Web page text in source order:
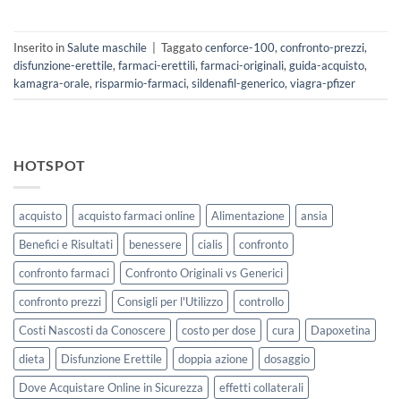
Inserito inSalute maschile Taggatocenforce-100, confronto-prezzi,
disfunzione-erettile, farmaci-erettili, farmaci-originali, guida-acquisto,
kamagra-orale, risparmio-farmaci, sildenafil-generico, viagra-pfizer
HOTSPOT
acquisto acquisto farmaci online Alimentazione
ansia
Benefici e Risultati
benessere cialis
confronto
confronto farmaci
Confronto Originali vs Generici
confronto prezzi
Consigli per l'Utilizzo
controllo
Costi Nascosti da Conoscere
costo per dose cura
Dapoxetina
dieta
Disfunzione Erettile doppia azione
dosaggio
Dove Acquistare Online in Sicurezza
effetti collaterali